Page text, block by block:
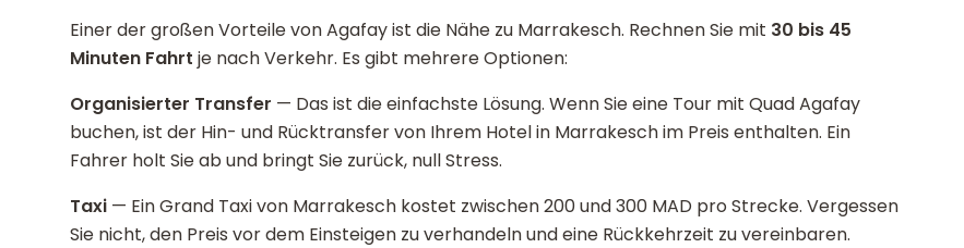
Einer der großen Vorteile von Agafay ist die Nähe zu Marrakesch. Rechnen Sie mit 30 bis 45
Minuten Fahrt je nach Verkehr. Es gibt mehrere Optionen:
Organisierter Transfer — Das ist die einfachste Lösung. Wenn Sie eine Tour mit Quad Agafay
buchen, ist der Hin- und Rücktransfer von Ihrem Hotel in Marrakesch im Preis enthalten. Ein
Fahrer holt Sie ab und bringt Sie zurück, null Stress.
Taxi — Ein Grand Taxi von Marrakesch kostet zwischen 200 und 300 MAD pro Strecke. Vergessen
Sie nicht, den Preis vor dem Einsteigen zu verhandeln und eine Rückkehrzeit zu vereinbaren.